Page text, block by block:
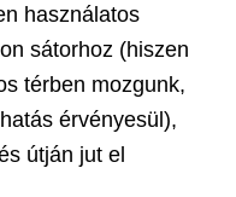
használatos
sátorhoz (hiszen
térben mozgunk,
érvényesül),
útján jut el